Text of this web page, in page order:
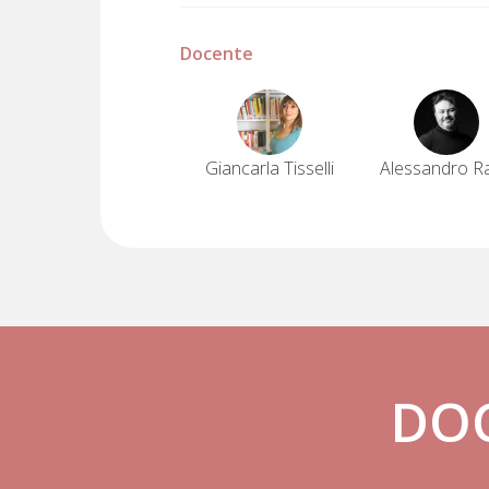
Docente
Giancarla Tisselli Alessandro